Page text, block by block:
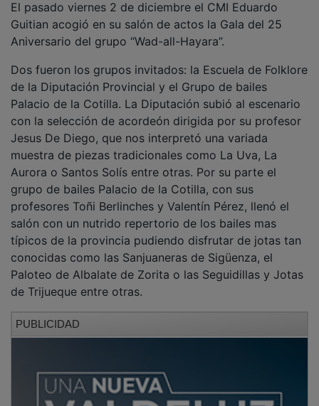
Guitian acogió en su salón de actos la Gala del 25
Aniversario del grupo “Wad-all-Hayara”.
de la Diputación Provincial y el Grupo de bailes
Palacio de la Cotilla. La Diputación subió al escenario
con la selección de acordeón dirigida por su profesor
Jesus De Diego, que nos interpretó una variada
muestra de piezas tradicionales como La Uva, La
Aurora o Santos Solís entre otras. Por su parte el
grupo de bailes Palacio de la Cotilla, con sus
profesores Toñi Berlinches y Valentín Pérez, llenó el
salón con un nutrido repertorio de los bailes mas
típicos de la provincia pudiendo disfrutar de jotas tan
conocidas como las Sanjuaneras de Sigüenza, el
Paloteo de Albalate de Zorita o las Seguidillas y Jotas
de Trijueque entre otras.